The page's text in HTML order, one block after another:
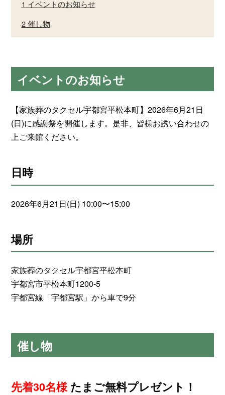
1 イベントのお知らせ
2催し物
イベントのお知らせ
【家族葬のタクセル宇都宮平松本町】2026年6月21日
(日)に感謝祭を開催します。是非、皆様お誘い合わせの
上ご来館ください。
日時
2026年6月21日(日) 10:00〜15:00
場所
家族葬のタクセル宇都宮平松本町
宇都宮市平松本町1200-5
宇都宮線「宇都宮駅」から車で9分
催し物
先着30名様たまご無料プレゼント！